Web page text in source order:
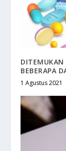
DITEMUKAN
BEBERAPA
1 Agustus 2021